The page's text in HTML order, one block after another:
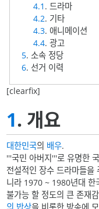
4.1 . 드라마
4.2. 기타
4.3. 애니메이션
4.4. 광고
5. 소속 정당
6. 선거 이력
[clearfix]
1. 개요
대한민국의 배우.
'''국민 아버지'''로 유명한
전설적인 장수 드라마들을
니라 1970 ~ 1980년대 한
불가능 할 정도의 큰 존재
의 밥상을 비롯한 방송에